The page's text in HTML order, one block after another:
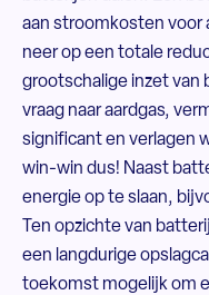
aan stroomkosten voor
neer op een totale
grootschalige inzet van
vraag naar aardgas,
significant en verlagen
win-win dus! Naast
energie op te slaan,
Ten opzichte van
een langdurige
toekomst mogelijk om